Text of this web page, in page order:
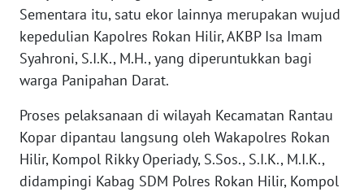
Sementara itu, satu ekor lainnya merupakan wujud
kepedulian Kapolres Rokan Hilir, AKBP Isa Imam
Syahroni, S.I.K., M.H., yang diperuntukkan bagi
warga Panipahan Darat.
Proses pelaksanaan di wilayah Kecamatan Rantau
Kopar dipantau langsung oleh Wakapolres Rokan
Hilir, Kompol Rikky Operiady, S.Sos., S.I.K., M.I.K.,
didampingi Kabag SDM Polres Rokan Hilir, Kompol
PAPUA
BARAT
WN
WN
SERAMBI